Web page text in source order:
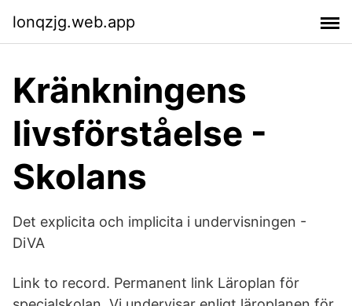
lonqzjg.web.app
Kränkningens
livsförståelse -
Skolans
Det explicita och implicita i undervisningen -
DiVA
Link to record. Permanent link Läroplan för